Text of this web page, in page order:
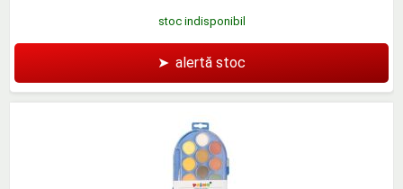
stoc indisponibil
➤ alertă stoc